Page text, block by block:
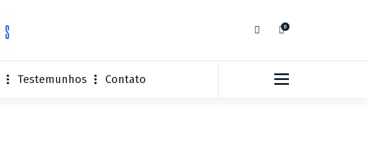
0
Testemunhos Contato